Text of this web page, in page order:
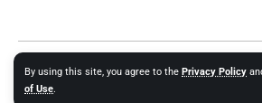
By using this site, you agree to the Privacy Policy
of Use.
Copyright © 2023, All Rights are Reserved.